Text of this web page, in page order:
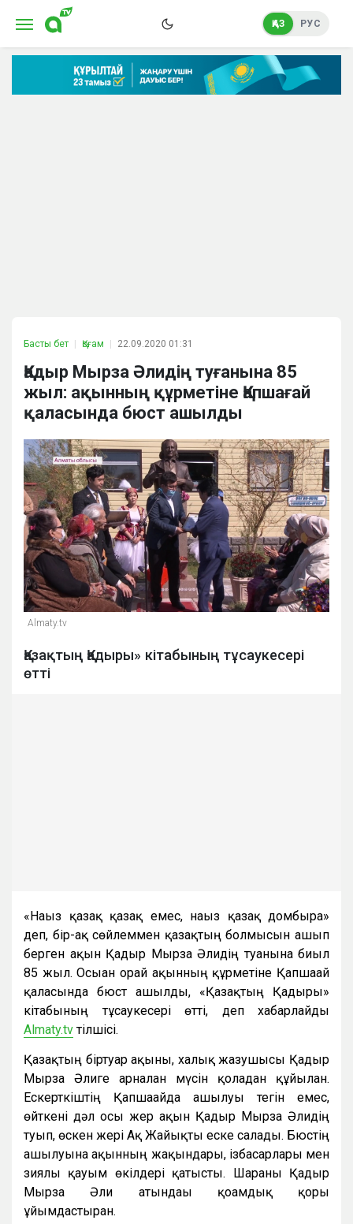
ҚАЗ РУС
Басты бет Қоғам 22.09.2020 01:31
Қадыр Мырза Әлидің туғанына 85
жыл: ақынның құрметіне Қапшағай
қаласында бюст ашылды
Almaty.tv
Қазақтың Қадыры» кітабының тұсаукесері
өтті
«Нағыз қазақ қазақ емес, нағыз қазақ домбыра»
деп, бір-ақ сөйлеммен қазақтың болмысын ашып
берген ақын Қадыр Мырза Әлидің туғанына биыл
85 жыл. Осыған орай ақынның құрметіне Қапшағай
қаласында бюст ашылды, «Қазақтың Қадыры»
кітабының тұсаукесері өтті, деп хабарлайды
Almaty.tvтілшісі.
Қазақтың біртуар ақыны, халық жазушысы Қадыр
Мырза Әлиге арналған мүсін қоладан құйылған.
Ескерткіштің Қапшағайда ашылуы тегін емес,
өйткені дәл осы жер ақын Қадыр Мырза Әлидің
туып, өскен жері Ақ Жайықты еске салады. Бюстің
ашылуына ақынның жақындары, ізбасарлары мен
зиялы қауым өкілдері қатысты. Шараны Қадыр
Мырза Әли атындағы қоғамдық қоры
ұйымдастырған.